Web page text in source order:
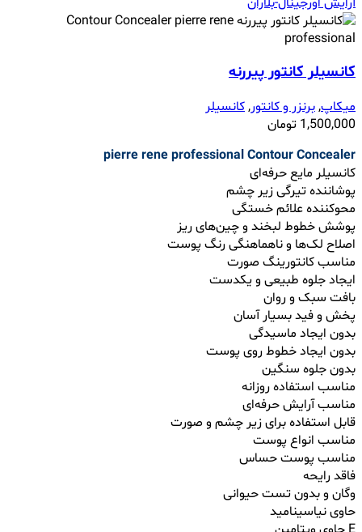
کانسیلر کانتور پیررنه
میکاپ,برنزر و کانتور,کانسیلر
1,500,000 تومان
pierre rene professionalContour Concealer
کانسیلر مایع حرفه‌ای
پوشاننده تیرگی زیر چشم
محوکننده علائم خستگی
پوشش خطوط لبخند و چین‌های ریز
اصلاح لک‌ها و ناهماهنگی رنگ پوست
مناسب کانتورینگ صورت
ایجاد جلوه طبیعی و یکدست
بافت سبک و روان
پخش و فید بسیار آسان
بدون ایجاد ماسیدگی
بدون ایجاد خطوط روی پوست
بدون جلوه سنگین
مناسب استفاده روزانه
مناسب آرایش حرفه‌ای
قابل استفاده برای زیر چشم و صورت
مناسب انواع پوست
مناسب پوست حساس
فاقد رایحه
وگان و بدون تست حیوانی
حاوی نیاسینامید